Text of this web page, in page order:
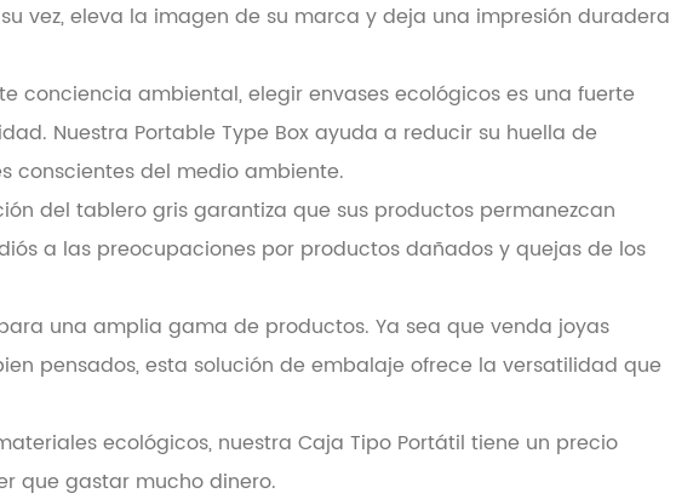
vez, eleva la imagen de su marca y deja una impresión duradera
conciencia ambiental, elegir envases ecológicos es una fuerte
Nuestra Portable Type Box ayuda a reducir su huella de
conscientes del medio ambiente.
del tablero gris garantiza que sus productos permanezcan
a las preocupaciones por productos dañados y quejas de los
una amplia gama de productos. Ya sea que venda joyas
pensados, esta solución de embalaje ofrece la versatilidad que
ecológicos, nuestra Caja Tipo Portátil tiene un precio
que gastar mucho dinero.